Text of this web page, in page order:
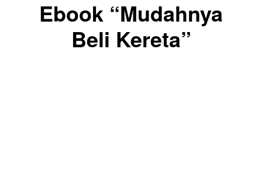
Ebook “Mudahnya
Beli Kereta”